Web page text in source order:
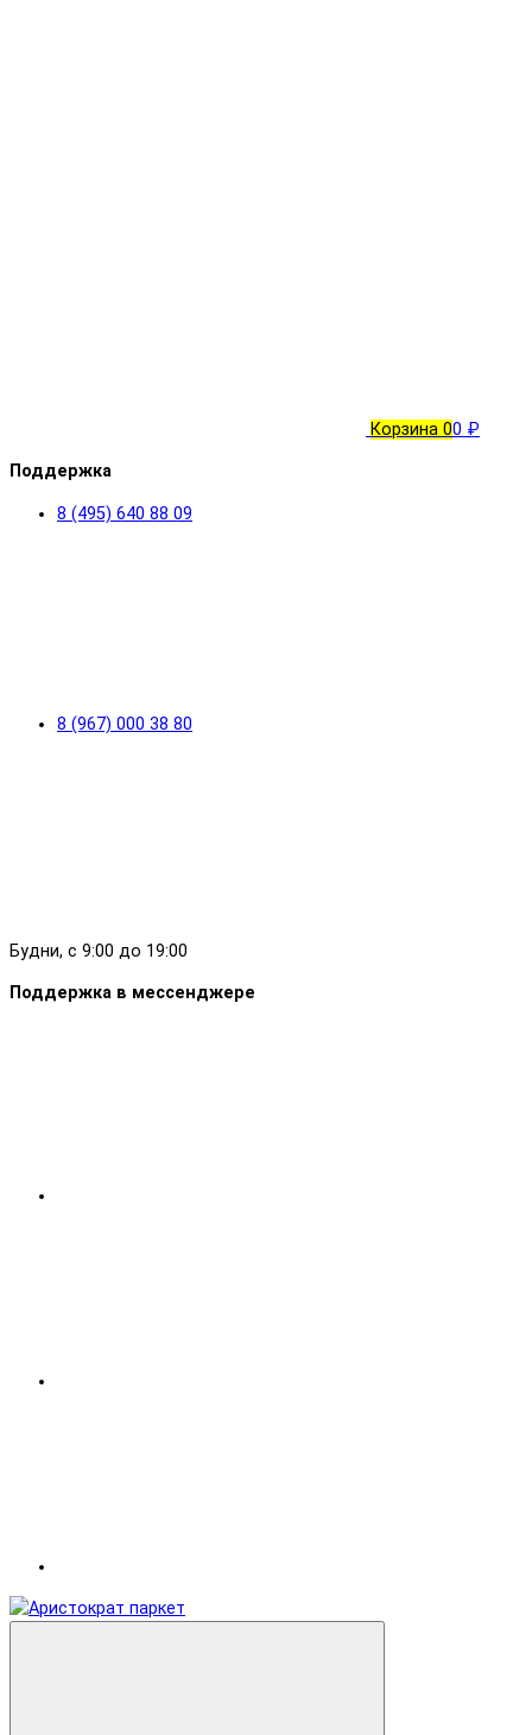
Корзина 00 ₽
Поддержка
8 (495) 640 88 09
8 (967) 000 38 80
Будни, с 9:00 до 19:00
Поддержка в мессенджере